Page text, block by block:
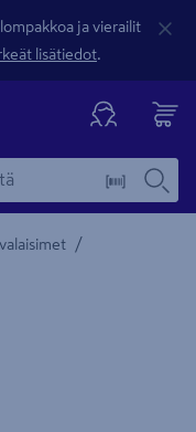
ja vierailit
lisätiedot.
/
kuvaus -